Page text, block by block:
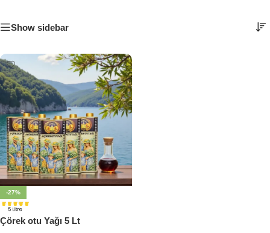
Show sidebar
-27%
Çörek otu Yağı 5 Lt